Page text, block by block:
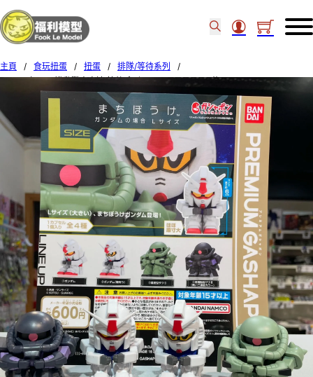
主頁 / 食玩扭蛋 / 扭蛋 / 排隊/等待系列
/
Bandai 扭蛋 – 機動戰士高達 等待系列 L-Size (Set of 4) (後)